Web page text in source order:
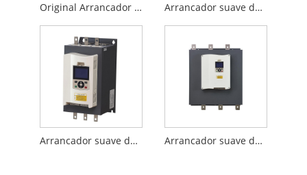
Original Arrancador suave trifásico CA de 18,5 kW, 220V a 690V, para bomba Arrancador suave de CA de derivación integrado avanzado de 22 KW para motor eléctrico
Arrancador suave de CA de 75 KW confiable y fácil de usar para proteger el motor de CA eléctrico Arrancador suave de motor de CA de derivación integrado trifásico de 200KW a precio de fábrica para explotación petrolera